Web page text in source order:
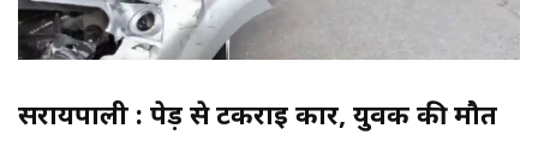
सरायपाली : पेड़ से टकराई कार, युवक की मौत